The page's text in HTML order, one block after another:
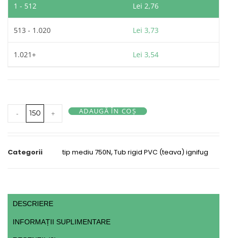
1 - 512 Lei 2,76
513 - 1.020 Lei 3,73
1.021+ Lei 3,54
- + ADAUGĂ ÎN COȘ
Categorii tip mediu 750N,Tub rigid PVC (teava) ignifug
DESCRIERE
INFORMAȚII SUPLIMENTARE